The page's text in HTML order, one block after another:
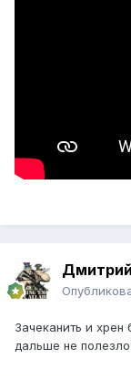
Дмитрий
Зачеканить и
дальше не